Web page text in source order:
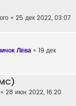
« 25 дек 2022, 03:07
Лёва « 19 дек
« 28 июн 2022, 16:20